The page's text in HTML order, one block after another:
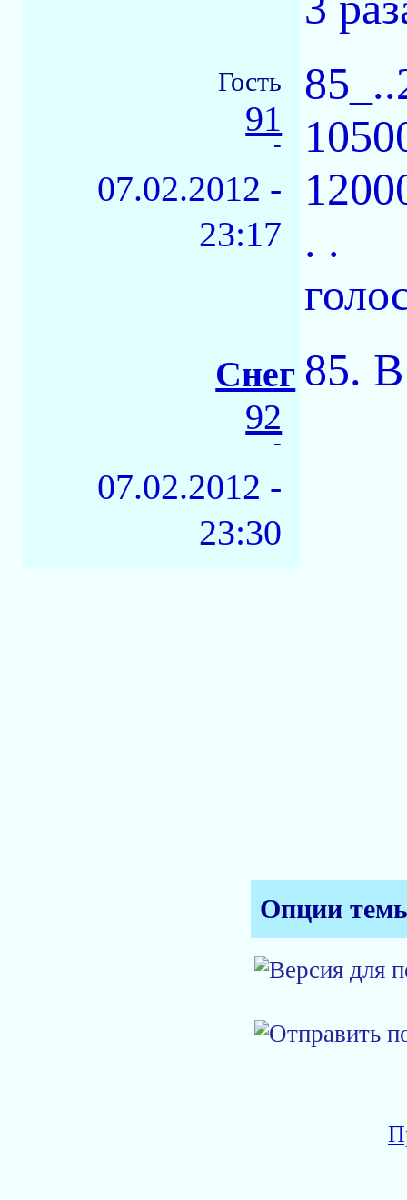
Гость
91
-
07.02.2012 -
23:17
. .
Снег
92
-
07.02.2012 -
23:30
85.
Опции